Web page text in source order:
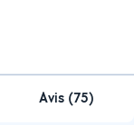
Avis (75)